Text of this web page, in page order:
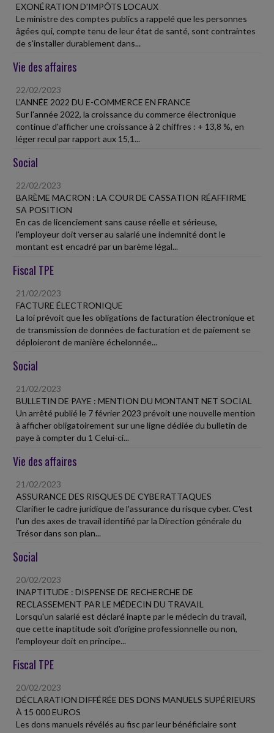
EXONÉRATION D'IMPÔTS LOCAUX
Le ministre des comptes publics a rappelé que les personnes
âgées qui, compte tenu de leur état de santé, sont contraintes
de s'installer durablement dans...
Vie des affaires
22/02/2023
L'ANNÉE 2022 DU E-COMMERCE EN FRANCE
Sur l'année 2022, la croissance du commerce électronique
continue d'afficher une croissance à 2 chiffres : + 13,8 %, en
léger recul par rapport aux 15,1...
Social
22/02/2023
BARÈME MACRON : LA COUR DE CASSATION RÉAFFIRME
SA POSITION
En cas de licenciement sans cause réelle et sérieuse,
l'employeur doit verser au salarié une indemnité dont le
montant est encadré par un barème légal...
Fiscal TPE
21/02/2023
FACTURE ÉLECTRONIQUE
La loi prévoit que les obligations de facturation électronique et
de transmission de données de facturation et de paiement se
déploieront de manière échelonnée...
Social
21/02/2023
BULLETIN DE PAYE : MENTION DU MONTANT NET SOCIAL
Un arrêté publié le 7 février 2023 prévoit une nouvelle mention
à afficher obligatoirement sur une ligne dédiée du bulletin de
paye à compter du 1 Celui-ci...
Vie des affaires
21/02/2023
ASSURANCE DES RISQUES DE CYBERATTAQUES
Clarifier le cadre juridique de l'assurance du risque cyber. C'est
l'un des axes de travail identifié par la Direction générale du
Trésor dans son plan...
Social
20/02/2023
INAPTITUDE : DISPENSE DE RECHERCHE DE
RECLASSEMENT PAR LE MÉDECIN DU TRAVAIL
Lorsqu'un salarié est déclaré inapte par le médecin du travail,
que cette inaptitude soit d'origine professionnelle ou non,
l'employeur doit en principe...
Fiscal TPE
20/02/2023
DÉCLARATION DIFFÉRÉE DES DONS MANUELS SUPÉRIEURS
À 15 000 EUROS
Les dons manuels révélés au fisc par leur bénéficiaire sont